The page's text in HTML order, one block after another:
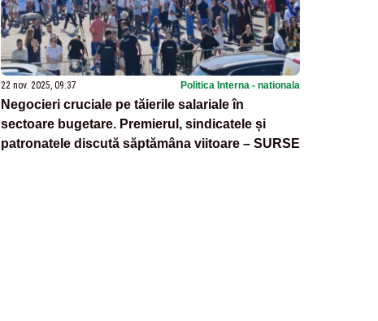
22 nov. 2025, 09:37 Politica Interna - nationala
Negocieri cruciale pe tăierile salariale în
sectoare bugetare. Premierul, sindicatele și
patronatele discută săptămâna viitoare – SURSE